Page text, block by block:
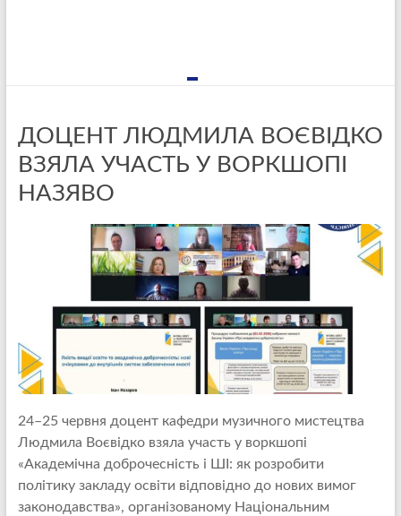
ДОЦЕНТ ЛЮДМИЛА ВОЄВІДКО
ВЗЯЛА УЧАСТЬ У ВОРКШОПІ
НАЗЯВО
24–25 червня доцент кафедри музичного мистецтва
Людмила Воєвідко взяла участь у воркшопі
«Академічна доброчесність і ШІ: як розробити
політику закладу освіти відповідно до нових вимог
законодавства», організованому Національним